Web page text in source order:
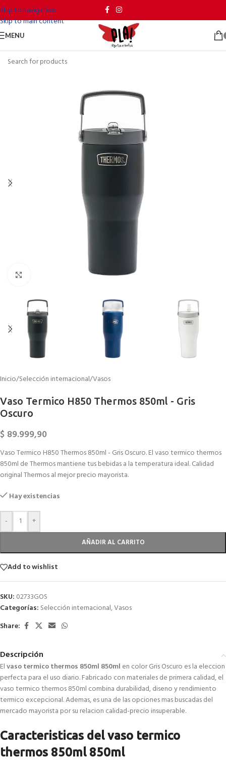
Skip to navigation
Skip to main content
MENU
Inicio/Selección internacional/Vasos
Vaso Termico H850 Thermos 850ml - Gris
Oscuro
$ 89.999,90
Vaso Termico H850 Thermos 850ml - Gris Oscuro. El vaso termico thermos
850ml de Thermos mantiene tus bebidas a la temperatura ideal. Calidad
original Thermos al mejor precio mayorista.
Hay existencias
- +
AÑADIR AL CARRITO
Add to wishlist
SKU: 02733GOS
Categorías: Selección internacional,Vasos
Share:
Descripción
Elvaso termico thermos 850ml 850ml en color Gris Oscuro es la eleccion
perfecta para el uso diario. Fabricado con materiales de primera calidad, el
vaso termico thermos 850ml combina durabilidad, diseno y rendimiento
termico excepcional. Ademas, es una de las opciones mas buscadas del
mercado mayorista por su relacion calidad-precio insuperable.
Caracteristicas del vaso termico
thermos 850ml 850ml